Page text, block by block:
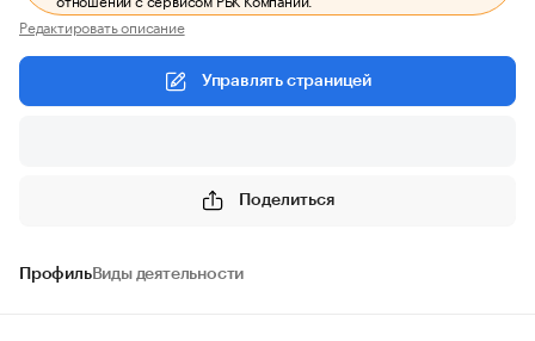
Редактировать описание
Управлять страницей
Поделиться
ПрофильВиды деятельности